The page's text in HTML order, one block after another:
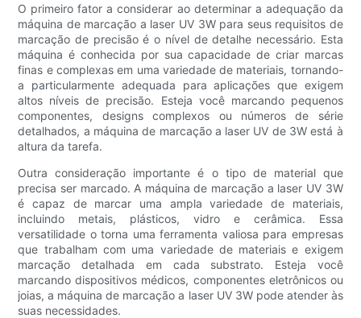
O primeiro fator a considerar ao determinar a adequação da
máquina de marcação a laser UV 3W para seus requisitos de
marcação de precisão é o nível de detalhe necessário. Esta
máquina é conhecida por sua capacidade de criar marcas
finas e complexas em uma variedade de materiais, tornando-
a particularmente adequada para aplicações que exigem
altos níveis de precisão. Esteja você marcando pequenos
componentes, designs complexos ou números de série
detalhados, a máquina de marcação a laser UV de 3W está à
altura da tarefa.
Outra consideração importante é o tipo de material que
precisa ser marcado. A máquina de marcação a laser UV 3W
é capaz de marcar uma ampla variedade de materiais,
incluindo metais, plásticos, vidro e cerâmica. Essa
versatilidade o torna uma ferramenta valiosa para empresas
que trabalham com uma variedade de materiais e exigem
marcação detalhada em cada substrato. Esteja você
marcando dispositivos médicos, componentes eletrônicos ou
joias, a máquina de marcação a laser UV 3W pode atender às
suas necessidades.